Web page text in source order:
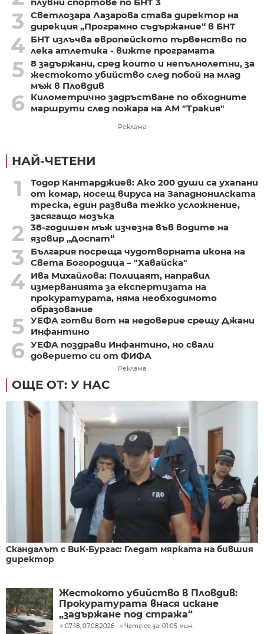
3
Светлозара Лазарова става директор на
дирекция „Програмно съдържание“ в БНТ
4 БНТ излъчва европейското първенство по
лека атлетика - вижте програмата
5 8 задържани, сред които и непълнолетни, за
жестокото убийство след побой на млад
мъж в Пловдив
6
Километрично задръстване по обходните
маршрути след пожара на АМ "Тракия"
Реклама
НАЙ-ЧЕТЕНИ
1
Тодор Кантарджиев: Ако 200 души са ухапани
от комар, носещ вируса на Западнонилската
треска, един развива тежко усложнение,
засягащо мозъка
2
38-годишен мъж изчезна във водите на
язовир „Доспат“
3
България посреща чудотворната икона на
Света Богородица – "Хавайска"
4 Ива Михайлова: Полицаят, направил
измерванията за експертизата на
прокуратурата, няма необходимото
образование
5 УЕФА готви вот на недоверие срещу Джани
Инфантино
6 УЕФА поздрави Инфантино, но свали
доверието си от ФИФА
Реклама
ОЩЕ ОТ: У НАС
Скандалът с ВиК-Бургас: Гледат мярката на бившия
директор
Жестокото убийство в Пловдив:
Прокуратурата внася искане
„задържане под стража“
07:18, 07.08.2026 Чете се за: 01:05 мин.